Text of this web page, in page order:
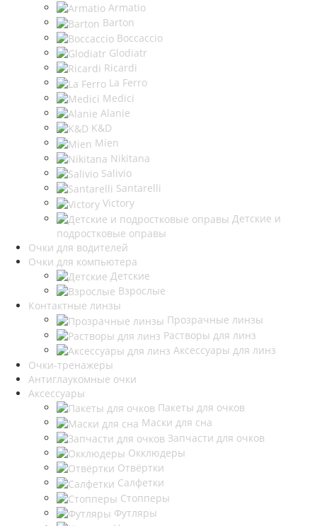
Armatio
Barton
Boccaccio
Glodiatr
Ricardi
La Ferro
Medici
Alanie
K&D
Mien
Nikitana
Salivio
Santarelli
Victory
Детские и
подростковые оправы
Очки для водителей
Очки для компьютера
Детские
Взрослые
Контактные линзы
Прозрачные линзы
Растворы для линз
Аксессуары для линз
Очки-тренажеры
Антиглаукомные очки
Аксессуары
Пакеты для очков
Маски для сна
Запчасти для очков
Окклюдеры
Отвёртки
Салфетки
Стопперы
Футляры